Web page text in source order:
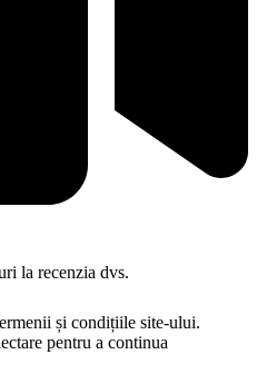
la recenzia dvs.
și condițiile site-ului.
pentru a continua